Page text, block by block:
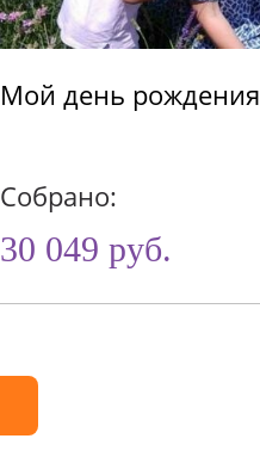
Мой день рождения
Собрано:
30 049 руб.